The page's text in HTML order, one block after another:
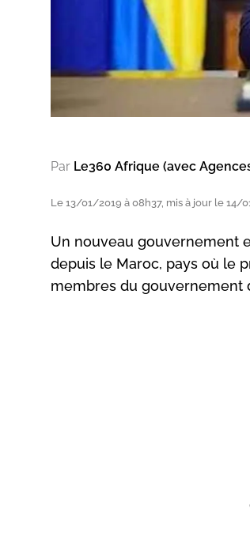
Par Le360 Afrique (avec
Le 13/01/2019 à 08h37, mis à jour le 14/
Un nouveau gouvernement
depuis le Maroc, pays où le
membres du gouvernement